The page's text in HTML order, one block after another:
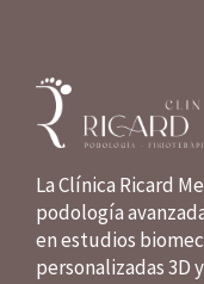
La Clínica Ricard
podología
en estudios
personalizadas 3D